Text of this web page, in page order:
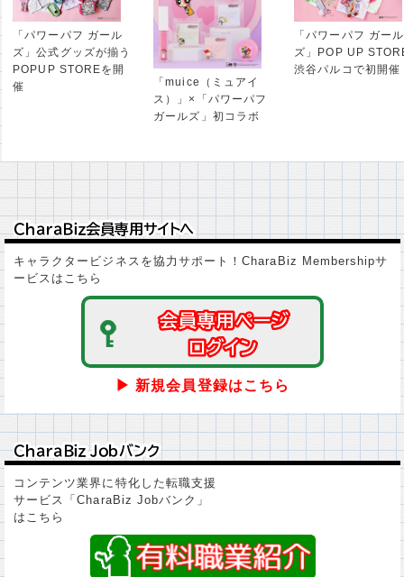
「パワーパフ ガール
ズ」公式グッズが揃う
POPUP STOREを開
催
「muice（ミュアイ
ス）」×「パワーパフ
ガールズ」初コラボ
「パワーパフ ガール
ズ」POP UP
渋谷パルコで初開催
ＣｈａｒａＢｉｚ会員専用サイトへ
ＣｈａｒａＢｉｚ会員専用サイトへ
キャラクタービジネスを協力サポート！CharaBiz Membershipサ
ービスはこちら
会員専用ページ
会員専用ページ
ログイン
ログイン
▶ 新規会員登録はこちら
ＣｈａｒａＢｉｚ Ｊｏｂバンク
ＣｈａｒａＢｉｚ Ｊｏｂバンク
コンテンツ業界に特化した転職支援
サービス「CharaBiz Jobバンク」
はこちら